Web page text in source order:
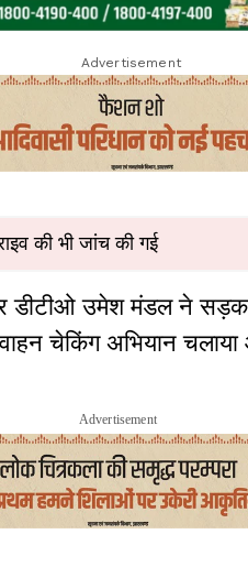
Advertisement
की भी जांच की गई
डीटीओ उमेश मंडल ने सड़क
चेकिंग अभियान
Advertisement